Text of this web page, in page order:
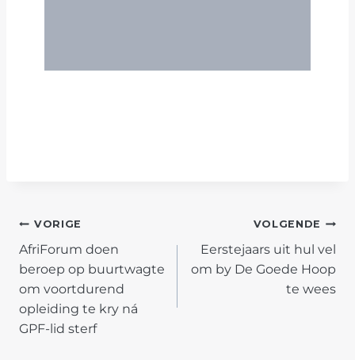
POST
NAVIGATION
VORIGE
AfriForum doen
beroep op buurtwagte
om voortdurend
opleiding te kry ná
GPF-lid sterf
VOLGENDE
Eerstejaars uit hul vel
om by De Goede Hoop
te wees